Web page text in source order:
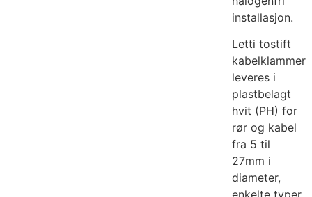
installasjon.
Letti tostift
kabelklammer
leveres i
plastbelagt
hvit (PH) for
rør og kabel
fra 5 til
27mm i
diameter,
enkelte typer